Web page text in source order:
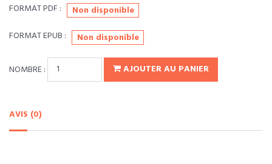
FORMAT PDF :
Non disponible
FORMAT EPUB :
Non disponible
NOMBRE : AJOUTER AU PANIER
AVIS (0)